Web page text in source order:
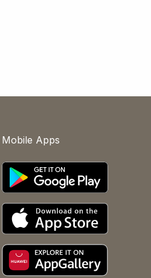
Mobile Apps